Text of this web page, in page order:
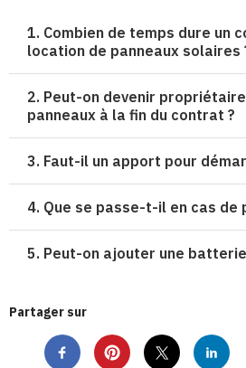
1. Combien de temps dure un
location de panneaux solaires
2. Peut-on devenir
panneaux à la fin du contrat ?
3. Faut-il un apport pour
4. Que se passe-t-il en cas de
5. Peut-on ajouter une
Partager sur